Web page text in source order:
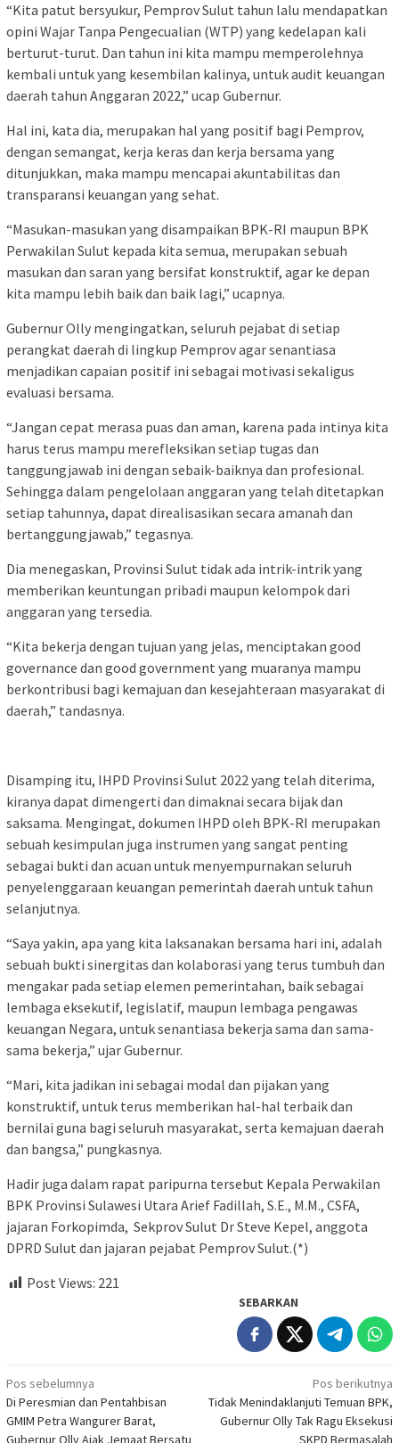
“Kita patut bersyukur, Pemprov Sulut tahun lalu mendapatkan
opini Wajar Tanpa Pengecualian (WTP) yang kedelapan kali
berturut-turut. Dan tahun ini kita mampu memperolehnya
kembali untuk yang kesembilan kalinya, untuk audit keuangan
daerah tahun Anggaran 2022,” ucap Gubernur.
Hal ini, kata dia, merupakan hal yang positif bagi Pemprov,
dengan semangat, kerja keras dan kerja bersama yang
ditunjukkan, maka mampu mencapai akuntabilitas dan
transparansi keuangan yang sehat.
“Masukan-masukan yang disampaikan BPK-RI maupun BPK
Perwakilan Sulut kepada kita semua, merupakan sebuah
masukan dan saran yang bersifat konstruktif, agar ke depan
kita mampu lebih baik dan baik lagi,” ucapnya.
Gubernur Olly mengingatkan, seluruh pejabat di setiap
perangkat daerah di lingkup Pemprov agar senantiasa
menjadikan capaian positif ini sebagai motivasi sekaligus
evaluasi bersama.
“Jangan cepat merasa puas dan aman, karena pada intinya kita
harus terus mampu merefleksikan setiap tugas dan
tanggungjawab ini dengan sebaik-baiknya dan profesional.
Sehingga dalam pengelolaan anggaran yang telah ditetapkan
setiap tahunnya, dapat direalisasikan secara amanah dan
bertanggungjawab,” tegasnya.
Dia menegaskan, Provinsi Sulut tidak ada intrik-intrik yang
memberikan keuntungan pribadi maupun kelompok dari
anggaran yang tersedia.
“Kita bekerja dengan tujuan yang jelas, menciptakan good
governance dan good government yang muaranya mampu
berkontribusi bagi kemajuan dan kesejahteraan masyarakat di
daerah,” tandasnya.
Disamping itu, IHPD Provinsi Sulut 2022 yang telah diterima,
kiranya dapat dimengerti dan dimaknai secara bijak dan
saksama. Mengingat, dokumen IHPD oleh BPK-RI merupakan
sebuah kesimpulan juga instrumen yang sangat penting
sebagai bukti dan acuan untuk menyempurnakan seluruh
penyelenggaraan keuangan pemerintah daerah untuk tahun
selanjutnya.
“Saya yakin, apa yang kita laksanakan bersama hari ini, adalah
sebuah bukti sinergitas dan kolaborasi yang terus tumbuh dan
mengakar pada setiap elemen pemerintahan, baik sebagai
lembaga eksekutif, legislatif, maupun lembaga pengawas
keuangan Negara, untuk senantiasa bekerja sama dan sama-
sama bekerja,” ujar Gubernur.
“Mari, kita jadikan ini sebagai modal dan pijakan yang
konstruktif, untuk terus memberikan hal-hal terbaik dan
bernilai guna bagi seluruh masyarakat, serta kemajuan daerah
dan bangsa,” pungkasnya.
Hadir juga dalam rapat paripurna tersebut Kepala Perwakilan
BPK Provinsi Sulawesi Utara Arief Fadillah, S.E., M.M., CSFA,
jajaran Forkopimda, Sekprov Sulut Dr Steve Kepel, anggota
DPRD Sulut dan jajaran pejabat Pemprov Sulut.(*)
Post Views: 221
SEBARKAN
Navigasi
pos
Pos sebelumnya
Di Peresmian dan Pentahbisan
GMIM Petra Wangurer Barat,
Gubernur Olly Ajak Jemaat Bersatu
Pos berikutnya
Tidak Menindaklanjuti Temuan BPK,
Gubernur Olly Tak Ragu Eksekusi
SKPD Bermasalah